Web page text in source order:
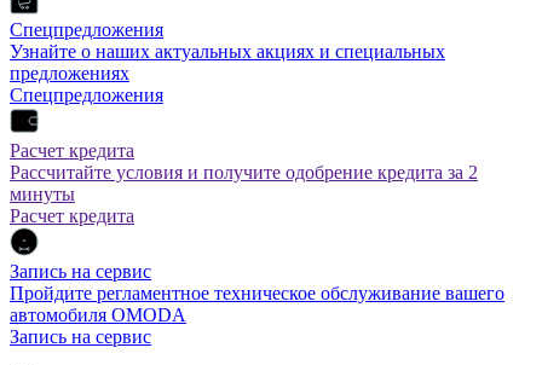
Спецпредложения
Узнайте о наших актуальных акциях и специальных
предложениях
Спецпредложения
Расчет кредита
Рассчитайте условия и получите одобрение кредита за 2
минуты
Расчет кредита
Запись на сервис
Пройдите регламентное техническое обслуживание вашего
автомобиля OMODA
Запись на сервис